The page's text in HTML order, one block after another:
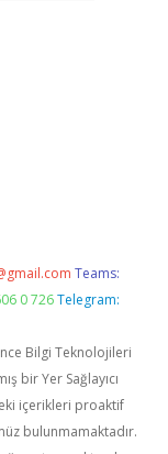
Teams:
0 726 Telegram:
Bilgi Teknolojileri
bir Yer Sağlayıcı
içerikleri proaktif
bulunmamaktadır.